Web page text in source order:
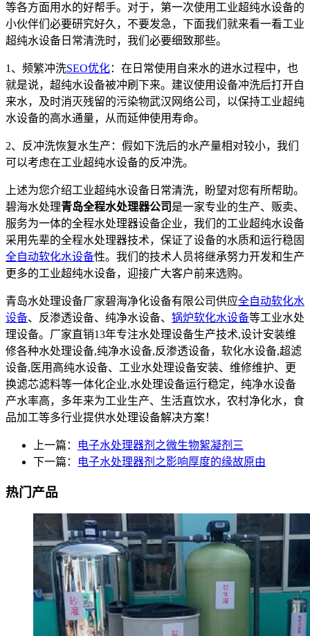
等各方面用水的好帮手。对于，第一次使用工业超纯水设备的
小伙伴们必要研究好久，不要发急，下面我们就来看一看工业
超纯水设备日常清洗时，我们必要细致那些。
1、频繁冲洗SEO优化：在日常使用自来水的进水过程中，也
就是说，超纯水设备被冲刷下来。建议使用设备冲洗后打开自
来水，及时消灭残留的污染物武汉网络公司，以保持工业超纯
水设备的高水通量，从而延伸使用寿命。
2、反冲洗恢复水生产：假如下洗后的水产量相对较小，我们
可以考虑在工业超纯水设备的反冲洗。
上述为您介绍工业超纯水设备日常清洗，盼望对您有所帮助。
碧海水处理青岛全程水处理器公司 是一家专业的生产、贩卖、
服务为一体的全程水处理器设备企业，我们的工业超纯水设备
采用先辈的全程水处理器技术，保证了设备的水质和运行稳固
全自动软化水设备性。我们的技术人员将继承努力开发和生产
更多的工业超纯水设备，迎接广大客户前来选购。
青岛水处理设备厂家碧海净化设备有限公司供应全自动软化水
设备、反渗透设备、纯净水设备、 锅炉软化水设备等工业水处
理设备。厂家直销13年专注水处理设备生产技术,设计安装维
修各种水处理设备,纯净水设备,反渗透设备，软化水设备,超滤
设备,医用高纯水设备、工业水处理设备安装、维修维护、更
换滤芯滤料等一体化企业,水处理设备运行稳定，纯净水设备
产水率高，多年来为工业生产、生活直饮水，农村净化水，食
品加工等多行业提供水处理设备解决方案！
上一篇：
电子水处理器剂之微生物絮凝剂三
下一篇：
电子水处理器剂之影响厚度的缘故原由
热门产品